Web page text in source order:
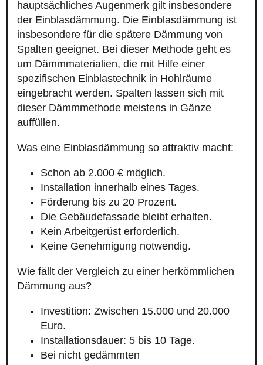
hauptsächliches Augenmerk gilt insbesondere
der Einblasdämmung. Die Einblasdämmung ist
insbesondere für die spätere Dämmung von
Spalten geeignet. Bei dieser Methode geht es
um Dämmmaterialien, die mit Hilfe einer
spezifischen Einblastechnik in Hohlräume
eingebracht werden. Spalten lassen sich mit
dieser Dämmmethode meistens in Gänze
auffüllen.
Was eine Einblasdämmung so attraktiv macht:
Schon ab 2.000 € möglich.
Installation innerhalb eines Tages.
Förderung bis zu 20 Prozent.
Die Gebäudefassade bleibt erhalten.
Kein Arbeitgerüst erforderlich.
Keine Genehmigung notwendig.
Wie fällt der Vergleich zu einer herkömmlichen
Dämmung aus?
Investition: Zwischen 15.000 und 20.000
Euro.
Installationsdauer: 5 bis 10 Tage.
Bei nicht gedämmten